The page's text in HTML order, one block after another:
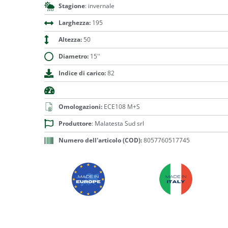
Stagione: invernale
Larghezza:195
Altezza:50
Diametro:15''
Indice di carico:82
Omologazioni:ECE108 M+S
Produttore: Malatesta Sud srl
Numero dell'articolo (COD):8057760517745